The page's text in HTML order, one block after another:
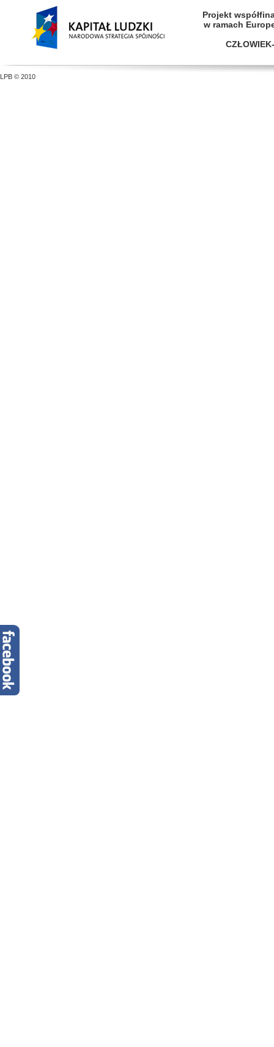
Projekt
w ramach
LPB © 2010